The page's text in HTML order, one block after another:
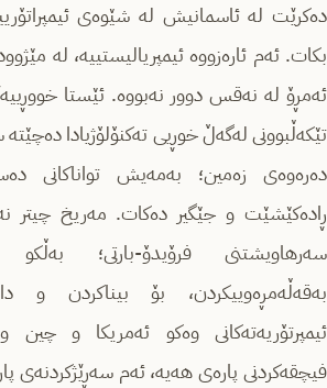
دەكرێت لە ئاسمانیش لە شێوەى
بكات. ئەم ئارەزووە ئیمپریالیستییە، لە
ئەمڕۆ لە نەقس دوور نەبووە. ئێستا
تێكەڵبوونى لەگەڵ خوڕیى تەكنۆلۆژیادا
دەرەوەى زەمین؛ بەمەیش تواناكانى
ڕادەكێشێت و جێگیر دەكات. مەریخ چیتر
سەرهاویشتنى فرۆیدۆ-بارتى؛
بەقەڵەمڕەوییكردن، بۆ بیناكردن و
ئیمپرتۆریەتەكانى وەكو ئەمریكا و چین
فیچقەكردنى پارەى هەیە، ئەم سەڕێژكردنەى